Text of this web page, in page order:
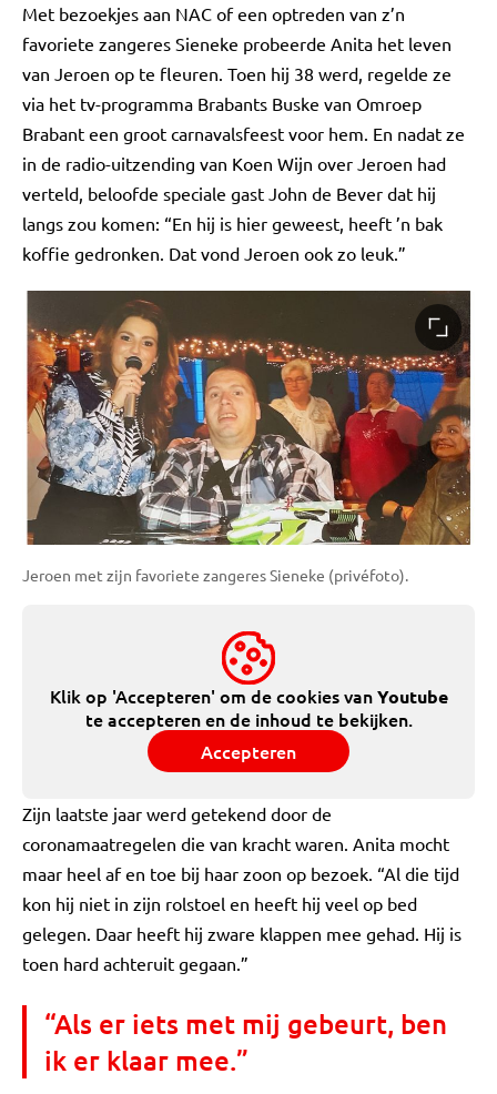
Met bezoekjes aan NAC of een optreden van z’n
favoriete zangeres Sieneke probeerde Anita het leven
van Jeroen op te fleuren. Toen hij 38 werd, regelde ze
via het tv-programma Brabants Buske van Omroep
Brabant een groot carnavalsfeest voor hem. En nadat ze
in de radio-uitzending van Koen Wijn over Jeroen had
verteld, beloofde speciale gast John de Bever dat hij
langs zou komen: “En hij is hier geweest, heeft ’n bak
koffie gedronken. Dat vond Jeroen ook zo leuk.”
Jeroen met zijn favoriete zangeres Sieneke (privéfoto).
Klik op 'Accepteren' om de cookies vanYoutube
te accepteren en de inhoud te bekijken.
Accepteren
Zijn laatste jaar werd getekend door de
coronamaatregelen die van kracht waren. Anita mocht
maar heel af en toe bij haar zoon op bezoek. “Al die tijd
kon hij niet in zijn rolstoel en heeft hij veel op bed
gelegen. Daar heeft hij zware klappen mee gehad. Hij is
toen hard achteruit gegaan.”
“Als er iets met mij gebeurt, ben
ik er klaar mee.”